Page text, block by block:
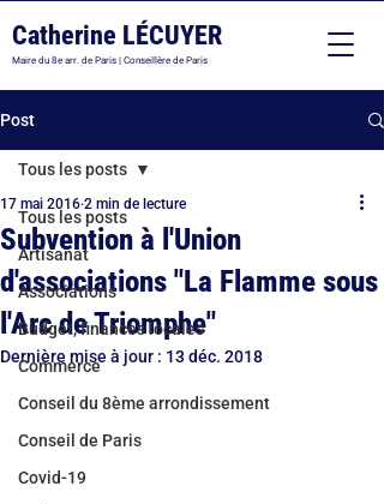
Catherine LÉCUYER
Maire du 8e arr. de Paris | Conseillère de Paris
Post
Tous les posts
Artisanat
Associations
Budget, finances locales
Commerce
Conseil du 8ème arrondissement
Conseil de Paris
Covid-19
Tous les posts
Subvention à l'Union
d'associations "La Flamme sous
l'Arc de Triomphe"
17 mai 2016 2 min de lecture
Dernière mise à jour : 13 déc. 2018